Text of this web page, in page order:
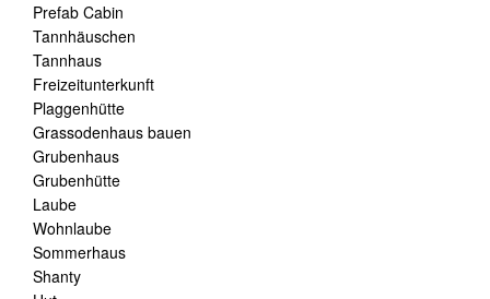
Prefab Cabin
Tannhäuschen
Tannhaus
Freizeitunterkunft
Plaggenhütte
Grassodenhaus bauen
Grubenhaus
Grubenhütte
Laube
Wohnlaube
Sommerhaus
Shanty